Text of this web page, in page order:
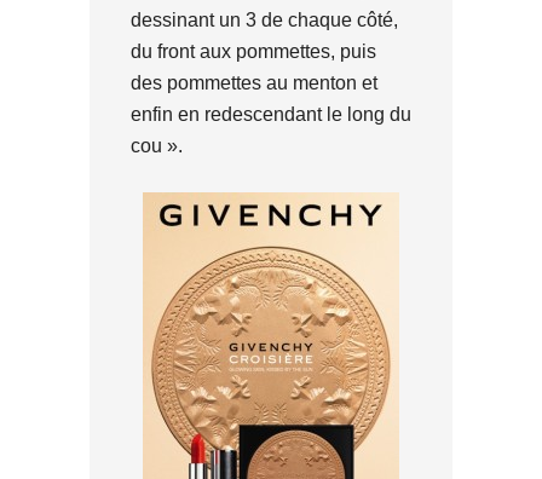
dessinant un 3 de chaque côté,
du front aux pommettes, puis
des pommettes au menton et
enfin en redescendant le long du
cou ».